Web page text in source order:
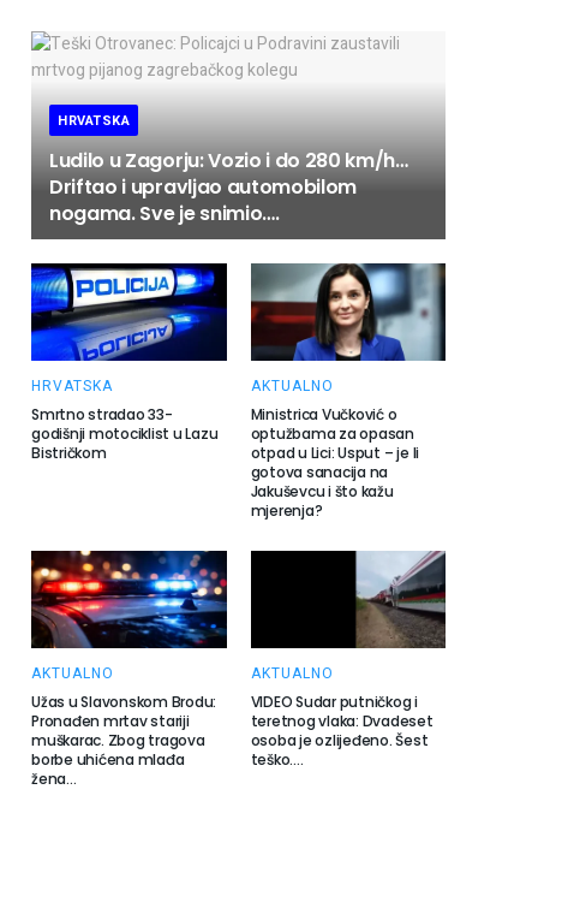
HRVATSKA
Ludilo u Zagorju: Vozio i do 280 km/h…
Driftao i upravljao automobilom
nogama. Sve je snimio….
HRVATSKA
Smrtno stradao 33-
godišnji motociklist u Lazu
Bistričkom
AKTUALNO
Ministrica Vučković o
optužbama za opasan
otpad u Lici: Usput – je li
gotova sanacija na
Jakuševcu i što kažu
mjerenja?
AKTUALNO
Užas u Slavonskom Brodu:
Pronađen mrtav stariji
muškarac. Zbog tragova
borbe uhićena mlađa
žena…
AKTUALNO
VIDEO Sudar putničkog i
teretnog vlaka: Dvadeset
osoba je ozlijeđeno. Šest
teško….